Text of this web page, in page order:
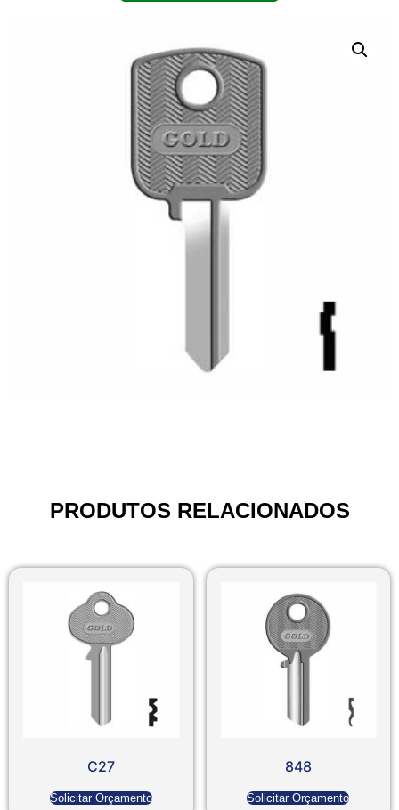
PRODUTOS RELACIONADOS
C27
Solicitar Orçamento
848
Solicitar Orçamento